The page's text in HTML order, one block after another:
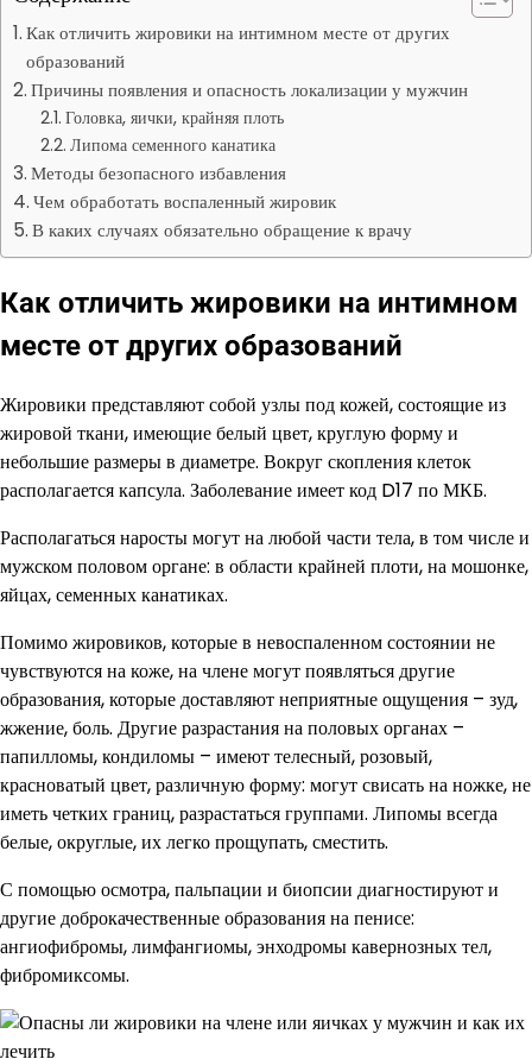
Как отличить жировики на интимном месте от других
образований
Причины появления и опасность локализации у мужчин
Головка, яички, крайняя плоть
Липома семенного канатика
Методы безопасного избавления
Чем обработать воспаленный жировик
В каких случаях обязательно обращение к врачу
Как отличить жировики на интимном
месте от других образований
Жировики представляют собой узлы под кожей, состоящие из
жировой ткани, имеющие белый цвет, круглую форму и
небольшие размеры в диаметре. Вокруг скопления клеток
располагается капсула. Заболевание имеет код D17 по МКБ.
Располагаться наросты могут на любой части тела, в том числе и
мужском половом органе: в области крайней плоти, на мошонке,
яйцах, семенных канатиках.
Помимо жировиков, которые в невоспаленном состоянии не
чувствуются на коже, на члене могут появляться другие
образования, которые доставляют неприятные ощущения – зуд,
жжение, боль. Другие разрастания на половых органах –
папилломы, кондиломы – имеют телесный, розовый,
красноватый цвет, различную форму: могут свисать на ножке, не
иметь четких границ, разрастаться группами. Липомы всегда
белые, округлые, их легко прощупать, сместить.
С помощью осмотра, пальпации и биопсии диагностируют и
другие доброкачественные образования на пенисе:
ангиофибромы, лимфангиомы, энходромы кавернозных тел,
фибромиксомы.